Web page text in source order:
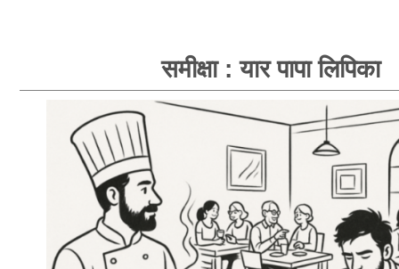
समीक्षा : यार पापा लिपिका